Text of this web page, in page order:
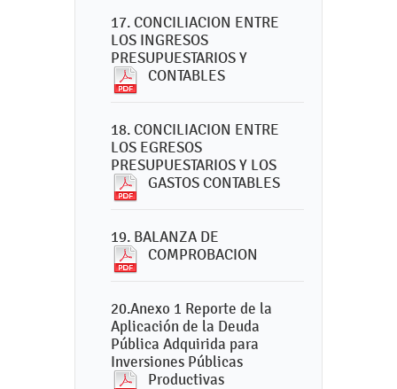
17. CONCILIACION ENTRE
LOS INGRESOS
PRESUPUESTARIOS Y
CONTABLES
18. CONCILIACION ENTRE
LOS EGRESOS
PRESUPUESTARIOS Y LOS
GASTOS CONTABLES
19. BALANZA DE
COMPROBACION
20.Anexo 1 Reporte de la
Aplicación de la Deuda
Pública Adquirida para
Inversiones Públicas
Productivas